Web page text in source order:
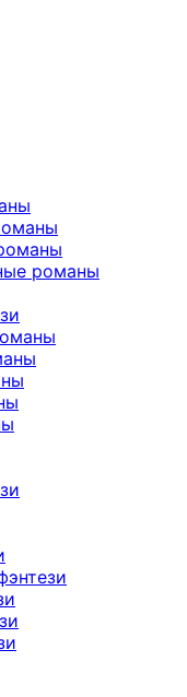
романы